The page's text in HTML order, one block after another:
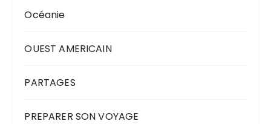
Océanie
OUEST AMERICAIN
PARTAGES
PREPARER SON VOYAGE